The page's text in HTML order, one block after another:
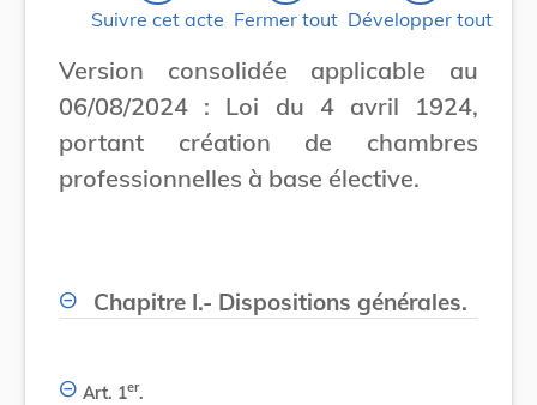
Suivre cet acte Fermer tout Développer tout
Version consolidée applicable au
06/08/2024 : Loi du 4 avril 1924,
portant création de chambres
professionnelles à base élective.
Chapitre I.- Dispositions générales.
Art. 1er.